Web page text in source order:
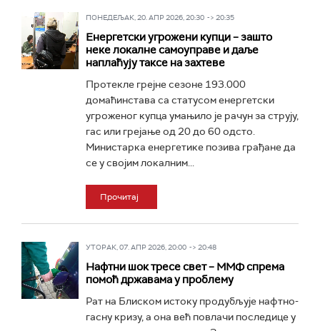
ПОНЕДЕЉАК, 20. АПР 2026, 20:30 -> 20:35
Енергетски угрожени купци – зашто
неке локалне самоуправе и даље
наплаћују таксе на захтеве
Протекле грејне сезоне 193.000
домаћинстaва са статусом енергетски
угроженог купца умањило је рачун за струју,
гас или грејање од 20 до 60 одсто.
Министарка енергетике позива грађане да
се у својим локалним...
Прочитај
УТОРАК, 07. АПР 2026, 20:00 -> 20:48
Нафтни шок тресе свет – ММФ спрема
помоћ државама у проблему
Рат на Блиском истоку продубљује нафтно-
гасну кризу, а она већ повлачи последице у